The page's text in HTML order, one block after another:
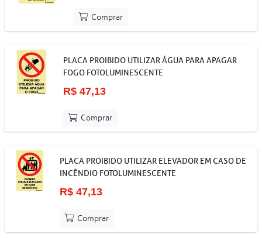
Comprar
PLACA PROIBIDO UTILIZAR ÁGUA PARA APAGAR
FOGO FOTOLUMINESCENTE
R$ 47,13
Comprar
PLACA PROIBIDO UTILIZAR ELEVADOR EM CASO DE
INCÊNDIO FOTOLUMINESCENTE
R$ 47,13
Comprar